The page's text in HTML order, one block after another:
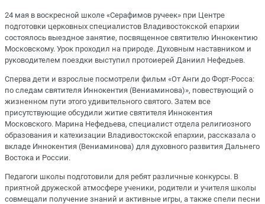
24 мая в воскресной школе «Серафимов ручеек» при Центре
подготовки церковных специалистов Владивостокской епархии
состоялось выездное занятие, посвященное святителю Иннокентию
Московскому. Урок проходил на природе. Духовным наставником и
руководителем поездки выступил протоиерей Даниил Нефедьев.
Сперва дети и взрослые посмотрели фильм «От Анги до Форт-Росса:
по следам святителя Иннокентия (Вениаминова)», повествующий о
жизненном пути этого удивительного святого. Затем все
присутствующие обсудили житие святителя Иннокентия
Московского. Марина Нефедьева, специалист отдела религиозного
образования и катехизации Владивостокской епархии, рассказала о
вкладе Иннокентия (Вениаминова) для духовного развития Дальнего
Востока и России.
Педагоги школы подготовили для ребят различные конкурсы. В
приятной дружеской атмосфере ученики, родители и учителя школы
совмещали получение знаний и активные игры, а также спели песни